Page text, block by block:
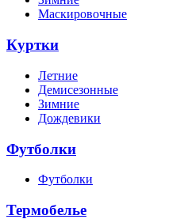
Маскировочные
Куртки
Летние
Демисезонные
Зимние
Дождевики
Футболки
Футболки
Термобелье